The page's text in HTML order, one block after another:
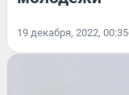
19 декабря, 2022, 00:35